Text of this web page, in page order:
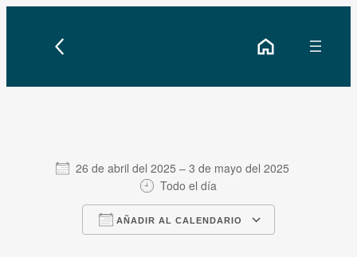
26 de abril del 2025 – 3 de mayo del 2025
Todo el día
AÑADIR AL CALENDARIO
Descargar ICS